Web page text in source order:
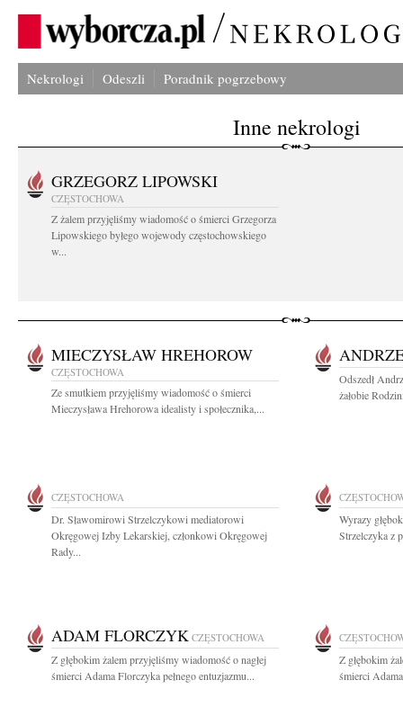
Nekrologi Odeszli Poradnik pogrzebowy
Inne nekrologi
GRZEGORZ LIPOWSKI
CZĘSTOCHOWA
Z żalem przyjęliśmy wiadomość o śmierci Grzegorza
Lipowskiego byłego wojewody częstochowskiego
w...
MIECZYSŁAW HREHOROW
CZĘSTOCHOWA
Ze smutkiem przyjęliśmy wiadomość o śmierci
Mieczysława Hrehorowa idealisty i społecznika,...
Odszedł
żałobie
CZĘSTOCHOWA
Dr. Sławomirowi Strzelczykowi mediatorowi
Okręgowej Izby Lekarskiej, członkowi Okręgowej
Rady...
Wyrazy
Strzelczyka z
ADAM FLORCZYK CZĘSTOCHOWA
Z głębokim żalem przyjęliśmy wiadomość o nagłej
śmierci Adama Florczyka pełnego entuzjazmu...
Z głębokim
śmierci